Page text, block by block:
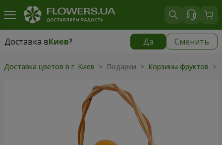
Доставка вКиев? Да Сменить
Доставка вКиев
Доставка цветов в г. Киев > Подарки > Корзины фруктов >